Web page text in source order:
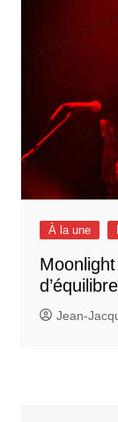
À la une
Jean-